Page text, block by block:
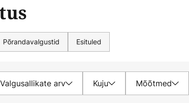
Põrandavalgustid Esituled
Valgusallikate arv Kuju Mõõtmed